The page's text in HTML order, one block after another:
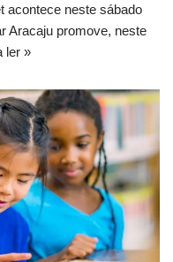
acontece neste sábado
Aracaju promove, neste
ler »